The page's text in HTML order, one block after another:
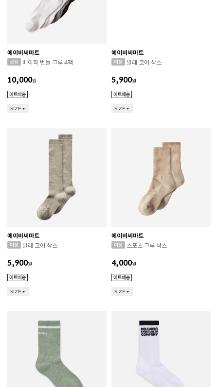
에이비씨마트
베이직 번들 크루 4팩
10,000원
SIZE
에이비씨마트
발레 코어 삭스
5,900원
SIZE
에이비씨마트
발레 코어 삭스
5,900원
SIZE
에이비씨마트
스포츠 크루 삭스
4,000원
SIZE